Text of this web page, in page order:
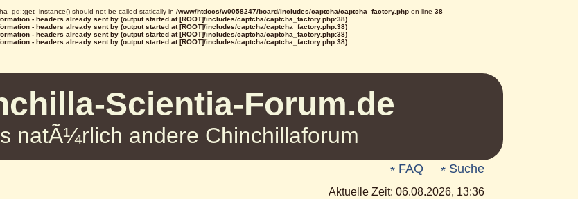
should not be called statically in /www/htdocs/w0058247/board/includes/captcha/captcha_factory.php on line 38
- headers already sent by (output started at [ROOT]/includes/captcha/captcha_factory.php:38)
- headers already sent by (output started at [ROOT]/includes/captcha/captcha_factory.php:38)
- headers already sent by (output started at [ROOT]/includes/captcha/captcha_factory.php:38)
- headers already sent by (output started at [ROOT]/includes/captcha/captcha_factory.php:38)
Scientia-Forum.de
natÃ¼rlich andere Chinchillaforum
FAQ Suche
Aktuelle Zeit: 06.08.2026, 13:36